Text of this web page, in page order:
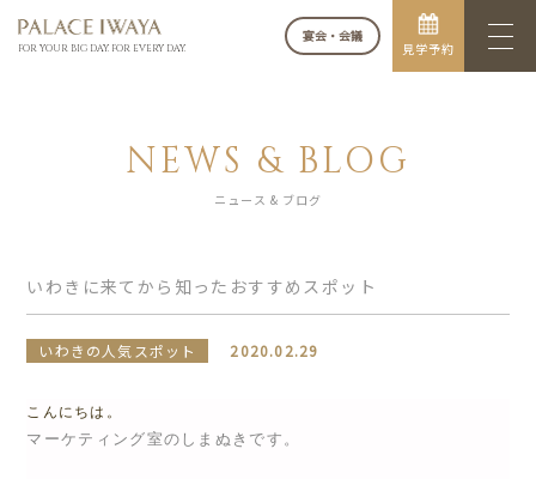
FOR YOUR BIG DAY. FOR EVERY DAY.
宴会・会議
見学予約
NEWS & BLOG
ニュース & ブログ
いわきに来てから知ったおすすめスポット
いわきの人気スポット 2020.02.29
こんにちは。
マーケティング室のしまぬきです。